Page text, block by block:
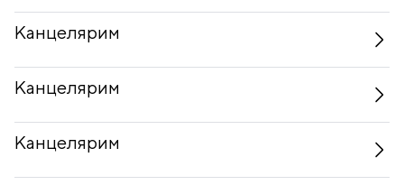
Канцелярим
Канцелярим
Канцелярим